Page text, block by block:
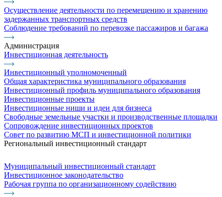
Осуществление деятельности по перемещению и хранению
задержанных транспортных средств
Соблюдение требований по перевозке пассажиров и багажа
Администрация
Инвестиционная деятельность
Инвестиционный уполномоченный
Общая характеристика муниципального образования
Инвестиционный профиль муниципального образования
Инвестиционные проекты
Инвестиционные ниши и идеи для бизнеса
Свободные земельные участки и производственные площадки
Сопровождение инвестиционных проектов
Совет по развитию МСП и инвестиционной политики
Региональный инвестиционный стандарт
Муниципальный инвестиционный стандарт
Инвестиционное законодательство
Рабочая группа по организационному содействию